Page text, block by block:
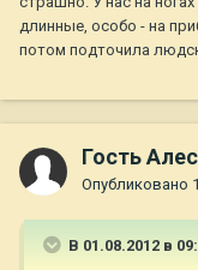
длинные, особо - на
потом подточила
Гость
Опубликовано
В 01.08.2012 в